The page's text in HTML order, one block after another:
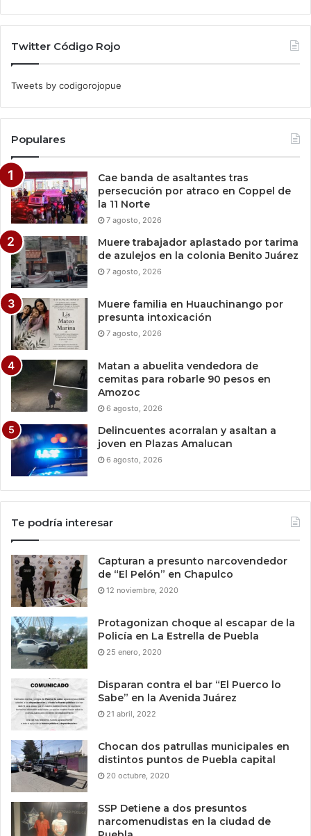
Twitter Código Rojo
Tweets by codigorojopue
Populares
Cae banda de asaltantes tras
persecución por atraco en Coppel de
la 11 Norte
7 agosto, 2026
Muere trabajador aplastado por tarima
de azulejos en la colonia Benito Juárez
7 agosto, 2026
Muere familia en Huauchinango por
presunta intoxicación
7 agosto, 2026
Matan a abuelita vendedora de
cemitas para robarle 90 pesos en
Amozoc
6 agosto, 2026
Delincuentes acorralan y asaltan a
joven en Plazas Amalucan
6 agosto, 2026
Te podría interesar
Capturan a presunto narcovendedor
de “El Pelón” en Chapulco
12 noviembre, 2020
Protagonizan choque al escapar de la
Policía en La Estrella de Puebla
25 enero, 2020
Disparan contra el bar “El Puerco lo
Sabe” en la Avenida Juárez
21 abril, 2022
Chocan dos patrullas municipales en
distintos puntos de Puebla capital
20 octubre, 2020
SSP Detiene a dos presuntos
narcomenudistas en la ciudad de